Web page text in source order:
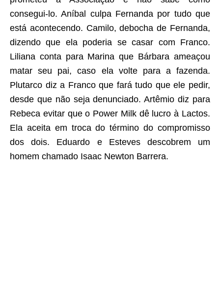
consegui-lo. Aníbal culpa Fernanda por tudo que
está acontecendo. Camilo, debocha de Fernanda,
dizendo que ela poderia se casar com Franco.
Liliana conta para Marina que Bárbara ameaçou
matar seu pai, caso ela volte para a fazenda.
Plutarco diz a Franco que fará tudo que ele pedir,
desde que não seja denunciado. Artêmio diz para
Rebeca evitar que o Power Milk dê lucro à Lactos.
Ela aceita em troca do término do compromisso
dos dois. Eduardo e Esteves descobrem um
homem chamado Isaac Newton Barrera.